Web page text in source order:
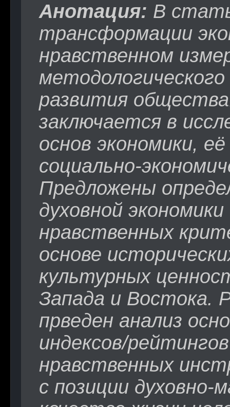
Анотация: В
трансформации
нравственном
развития
заключается в
основ экономики,
социально-
Предложены
духовной
нравственных
основе
культурных
Запада и Востока.
прведен анализ
индексов/
нравственных
с позиции духовно-